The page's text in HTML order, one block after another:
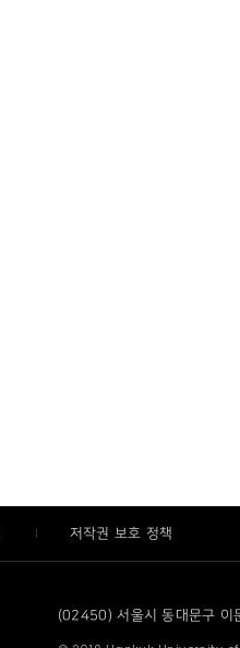
저작권 보호 정책
(02450) 서울시 동대문구